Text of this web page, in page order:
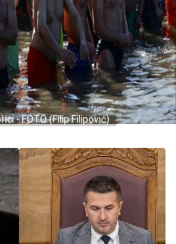
- FOTO (Filip Filipović)